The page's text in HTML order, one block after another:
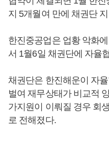
지 5개월여 만에 채권단
한진중공업은 업황 악화
서 1월6일 채권단에 자율
채권단은 한진해운이 자
벌여 재무상태가 비교적
가지원이 이뤄질 경우 회
로 전해졌다.